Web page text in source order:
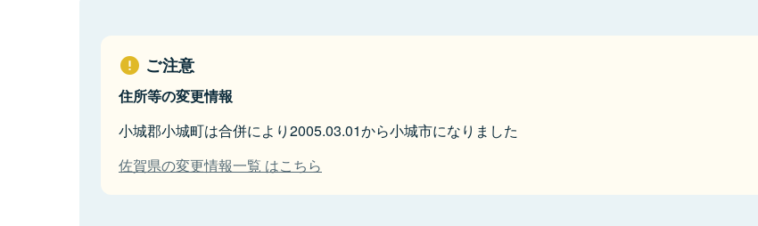
ご注意
住所等の変更情報
小城郡小城町は合併により2005.03.01から小城市になりました
佐賀県の変更情報一覧 はこちら